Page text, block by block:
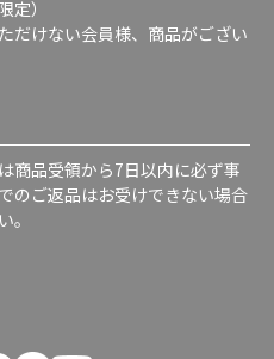
）
だけない会員様、商品がござい
商品受領から7日以内に必ず事
のご返品はお受けできない場合
。